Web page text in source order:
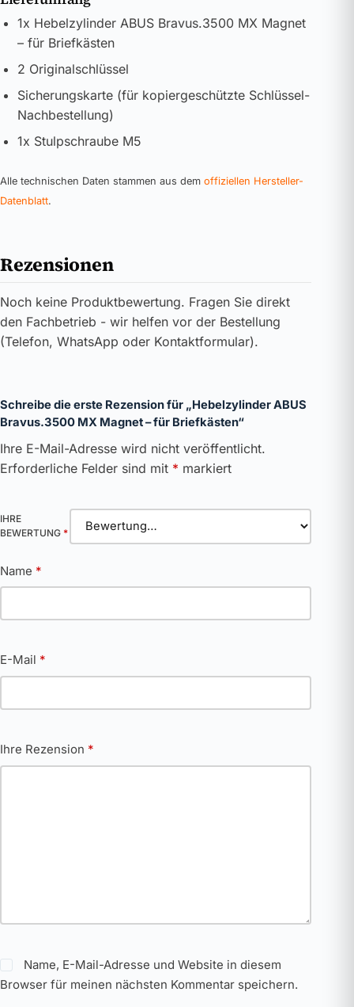
1x Hebelzylinder ABUS Bravus.3500 MX Magnet
– für Briefkästen
2 Originalschlüssel
Sicherungskarte (für kopiergeschützte Schlüssel-
Nachbestellung)
1x Stulpschraube M5
Alle technischen Daten stammen aus dem offiziellen Hersteller-
Datenblatt.
Rezensionen
Noch keine Produktbewertung. Fragen Sie direkt
den Fachbetrieb - wir helfen vor der Bestellung
(Telefon, WhatsApp oder Kontaktformular).
Schreibe die erste Rezension für „Hebelzylinder ABUS
Bravus.3500 MX Magnet – für Briefkästen“
Ihre E-Mail-Adresse wird nicht veröffentlicht.
Erforderliche Felder sind mit * markiert
IHRE
BEWERTUNG *
Name *
E-Mail *
Ihre Rezension *
Name, E-Mail-Adresse und Website in diesem
Browser für meinen nächsten Kommentar speichern.